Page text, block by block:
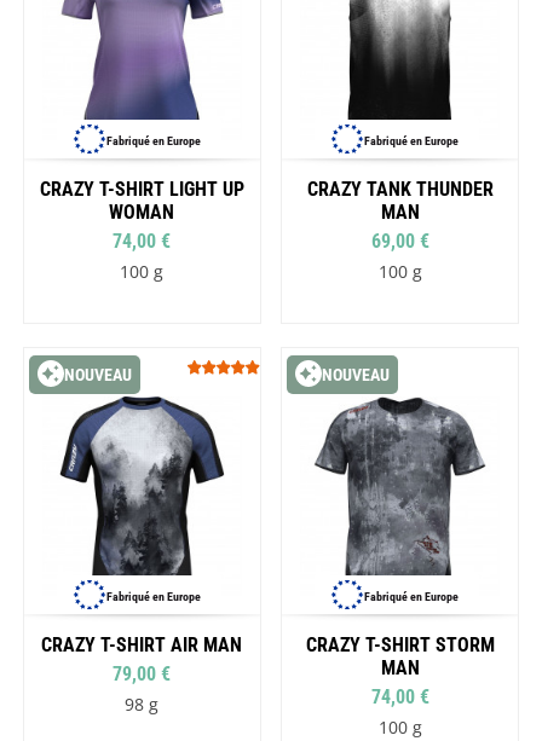
Fabriqué en Europe
CRAZY T-SHIRT LIGHT UP
WOMAN
74,00 €
100 g
Fabriqué en Europe
CRAZY TANK THUNDER
MAN
69,00 €
100 g
NOUVEAU
Fabriqué en Europe
CRAZY T-SHIRT AIR MAN
79,00 €
98 g
NOUVEAU
Fabriqué en Europe
CRAZY T-SHIRT STORM
MAN
74,00 €
100 g